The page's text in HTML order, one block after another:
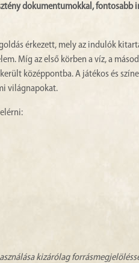
dokumentumokkal, fontosabb
érkezett, mely az indulók
Míg az első körben a víz, a
középpontba. A játékos és
világnapokat.
kizárólag